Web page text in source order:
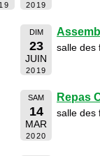
2019
DIM
23
JUIN
2019
salle des
SAM
14
MAR
2020
Repas
salle des